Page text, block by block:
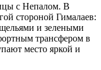
с Непалом. В
стороной Гималаев:
и зелеными
трансфером в
место яркой и